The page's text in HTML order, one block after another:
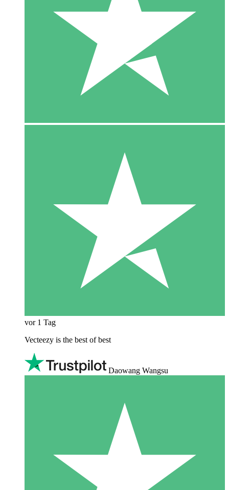
vor 1 Tag
Vecteezy is the best of best
Daowang Wangsu